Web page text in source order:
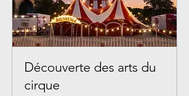
Découverte des arts du
cirque